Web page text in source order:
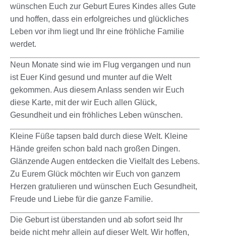
wünschen Euch zur Geburt Eures Kindes alles Gute
und hoffen, dass ein erfolgreiches und glückliches
Leben vor ihm liegt und Ihr eine fröhliche Familie
werdet.
Neun Monate sind wie im Flug vergangen und nun
ist Euer Kind gesund und munter auf die Welt
gekommen. Aus diesem Anlass senden wir Euch
diese Karte, mit der wir Euch allen Glück,
Gesundheit und ein fröhliches Leben wünschen.
Kleine Füße tapsen bald durch diese Welt. Kleine
Hände greifen schon bald nach großen Dingen.
Glänzende Augen entdecken die Vielfalt des Lebens.
Zu Eurem Glück möchten wir Euch von ganzem
Herzen gratulieren und wünschen Euch Gesundheit,
Freude und Liebe für die ganze Familie.
Die Geburt ist überstanden und ab sofort seid Ihr
beide nicht mehr allein auf dieser Welt. Wir hoffen,